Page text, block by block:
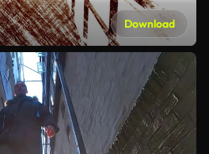
Download